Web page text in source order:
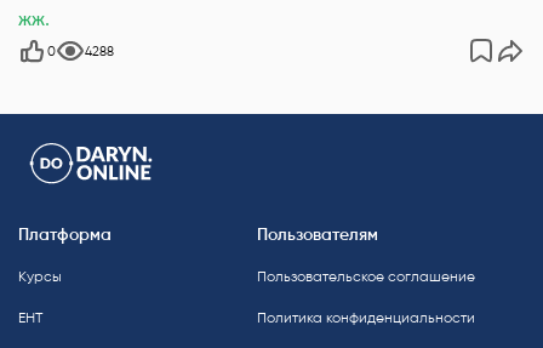
жж.
0 4288
Платформа
Курсы
ЕНТ
Пользователям
Пользовательское соглашение
Политика конфиденциальности